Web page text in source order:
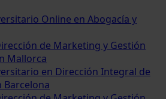
Online en Abogacía y
de Marketing y Gestión
Mallorca
en Dirección Integral de
Barcelona